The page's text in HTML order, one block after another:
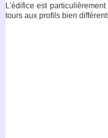
L'édifice est
tours aux profils bien